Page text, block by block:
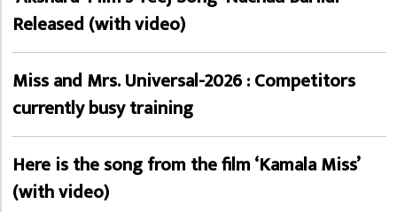
Released (with video)
Miss and Mrs. Universal-2026 : Competitors
currently busy training
Here is the song from the film ‘Kamala Miss’
(with video)